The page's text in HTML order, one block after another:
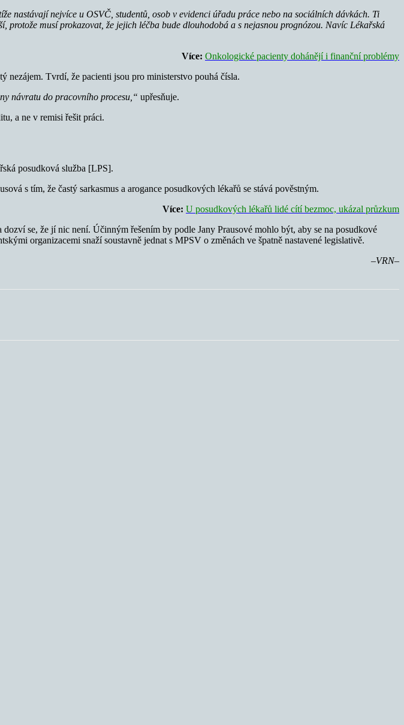
nastávají nejvíce u OSVČ, studentů, osob v evidenci úřadu práce nebo na sociálních dávkách. Ti
musí prokazovat, že jejich léčba bude dlouhodobá a s nejasnou prognózou. Navíc Lékařská
Více: Onkologické pacienty dohánějí i finanční problémy
nezájem. Tvrdí, že pacienti jsou pro ministerstvo pouhá čísla.
návratu do pracovního procesu,“ upřesňuje.
a ne v remisi řešit práci.
posudková služba [LPS].
s tím, že častý sarkasmus a arogance posudkových lékařů se stává pověstným.
Více: U posudkových lékařů lidé cítí bezmoc, ukázal průzkum
se, že jí nic není. Účinným řešením by podle Jany Prausové mohlo být, aby se na posudkové
organizacemi snaží soustavně jednat s MPSV o změnách ve špatně nastavené legislativě.
–VRN–